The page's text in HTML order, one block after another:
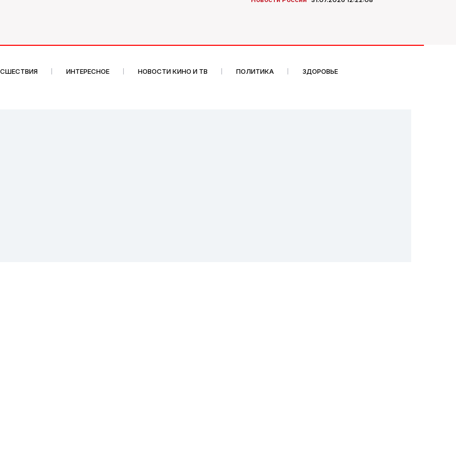
ИНТЕРЕСНОЕ НОВОСТИ КИНО И ТВ ПОЛИТИКА ЗДОРОВЬЕ